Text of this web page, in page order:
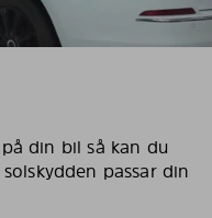
din bil så kan du
passar din